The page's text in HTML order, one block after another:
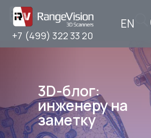
+7 (499) 322 33 20
+7 (499) 322 33 20
EN
3D-блог:
инженеру на
заметку